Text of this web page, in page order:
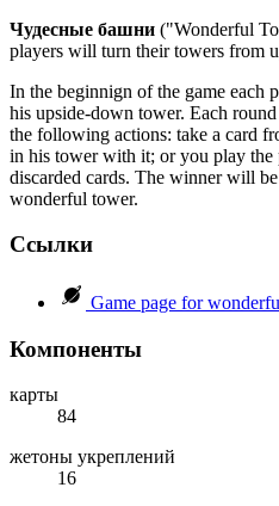
Чудесные башни ("Wonderful
players will turn their towers from
In the beginnign of the game each
his upside-down tower. Each
the following actions: take a card
in his tower with it; or you play
discarded cards. The winner will
wonderful tower.
Ссылки
Game page for
Компоненты
карты
84
жетоны укреплений
16